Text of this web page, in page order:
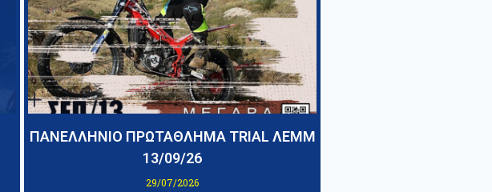
ΠΑΝΕΛΛΗΝΙΟ ΠΡΩΤΑΘΛΗΜΑ TRIAL ΛΕΜΜ
13/09/26
29/07/2026